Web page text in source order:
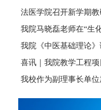
法医学院召开新学期
我院马晓磊老师在“生
我院《中医基础理论
喜讯｜我院教学工程
我校作为副理事长单